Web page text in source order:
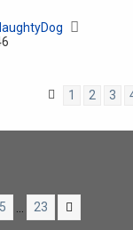
1 2 3
5 23